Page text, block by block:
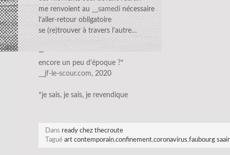
me renvoient au
__samedi nécessaire
l’aller-retour obligatoire
se (re)trouver à travers l’autre…
—
encore un peu d’époque ?*
__jf-le-scour.com, 2020
*je sais, je sais, je revendique
Dans ready chez thecroute
Tagué art contemporain,confinement,coronavirus,faubourg